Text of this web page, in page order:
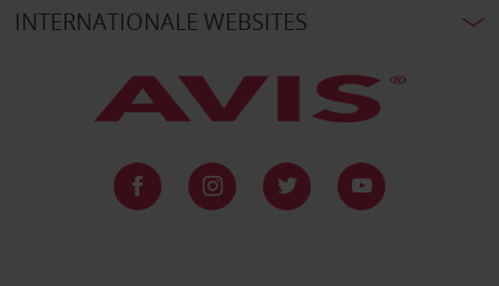
INTERNATIONALE WEBSITES